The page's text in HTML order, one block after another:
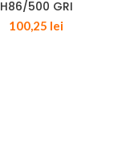
H86/500 GRI
100,25 lei